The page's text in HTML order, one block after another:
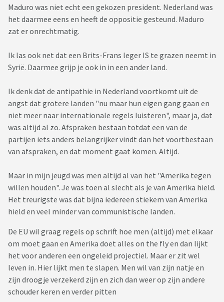
Maduro was niet echt een gekozen president. Nederland was
het daarmee eens en heeft de oppositie gesteund. Maduro
zat er onrechtmatig.
Ik las ook net dat een Brits-Frans leger IS te grazen neemt in
Syrië. Daarmee grijp je ook in in een ander land.
Ik denk dat de antipathie in Nederland voortkomt uit de
angst dat grotere landen "nu maar hun eigen gang gaan en
niet meer naar internationale regels luisteren", maar ja, dat
was altijd al zo. Afspraken bestaan totdat een van de
partijen iets anders belangrijker vindt dan het voortbestaan
van afspraken, en dat moment gaat komen. Altijd.
Maar in mijn jeugd was men altijd al van het "Amerika tegen
willen houden". Je was toen al slecht als je van Amerika hield.
Het treurigste was dat bijna iedereen stiekem van Amerika
hield en veel minder van communistische landen.
De EU wil graag regels op schrift hoe men (altijd) met elkaar
om moet gaan en Amerika doet alles on the fly en dan lijkt
het voor anderen een ongeleid projectiel. Maar er zit wel
leven in. Hier lijkt men te slapen. Men wil van zijn natje en
zijn droogje verzekerd zijn en zich dan weer op zijn andere
schouder keren en verder pitten